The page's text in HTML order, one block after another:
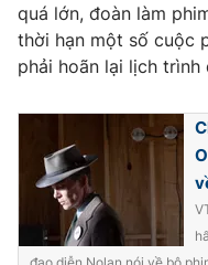
Cơ quan chủ quản:Đài
Cơ quan báo chí:Thời
Giấy phép hoạt động
cấp ngày 29/12/2023
Tổng Biên tập: Vũ Thanh
Phó Tổng Biên tập:
Nguyễn Trọng Ninh
Tổng đài VTV:024.38
quá lớn, đoàn làm
thời hạn một số cuộc
phải hoãn lại lịch